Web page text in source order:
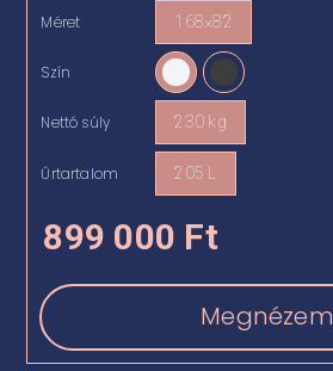
Méret 168×82
Szín
Nettó súly 230 kg
Űrtartalom 205 L
899 000 Ft
Megnézem